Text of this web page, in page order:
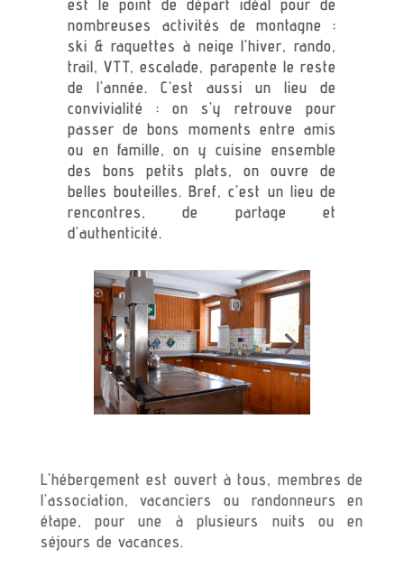
est le point de départ idéal pour de
nombreuses activités de montagne :
ski & raquettes à neige l’hiver, rando,
trail, VTT, escalade, parapente le reste
de l’année. C’est aussi un lieu de
convivialité : on s’y retrouve pour
passer de bons moments entre amis
ou en famille, on y cuisine ensemble
des bons petits plats, on ouvre de
belles bouteilles. Bref, c’est un lieu de
rencontres, de partage et
d’authenticité.
L’hébergement est ouvert à tous, membres de
l’association, vacanciers ou randonneurs en
étape, pour une à plusieurs nuits ou en
séjours de vacances.